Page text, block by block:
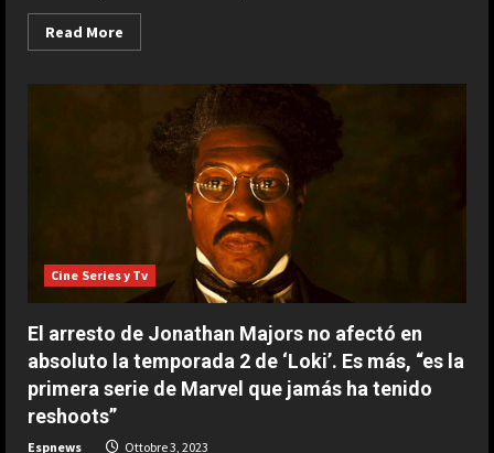
Read More
more
‘Mexicráneos’,
Cádiz
hasta
noviembre
duelo
tras
la
muerte
Cine Series y Tv
El arresto de Jonathan Majors no afectó en
absoluto la temporada 2 de ‘Loki’. Es más, “es la
primera serie de Marvel que jamás ha tenido
reshoots”
Espnews Ottobre 3, 2023